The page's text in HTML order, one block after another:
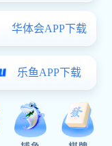
联系电话
公司邮箱
微信公众号